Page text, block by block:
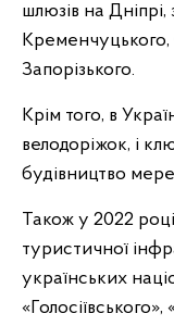
шлюзів на
Кременчуцького,
Запорізького.
Крім того, в
велодоріжок, і
будівництво
Також у 2022
туристичної
українських